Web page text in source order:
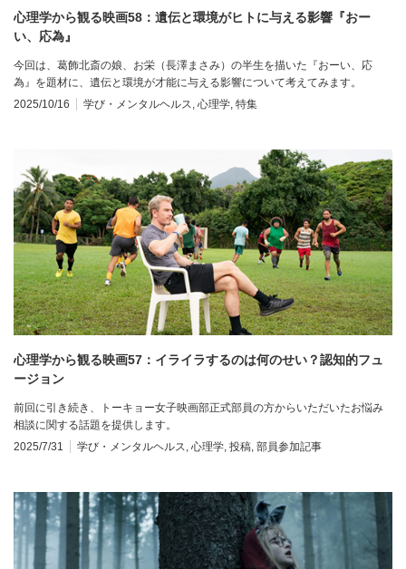
心理学から観る映画58：遺伝と環境がヒトに与える影響『おー
い、応為』
今回は、葛飾北斎の娘、お栄（長澤まさみ）の半生を描いた『おーい、応
為』を題材に、遺伝と環境が才能に与える影響について考えてみます。
2025/10/16
学び・メンタルヘルス, 心理学, 特集
心理学から観る映画57：イライラするのは何のせい？認知的フュ
ージョン
前回に引き続き、トーキョー女子映画部正式部員の方からいただいたお悩み
相談に関する話題を提供します。
2025/7/31
学び・メンタルヘルス, 心理学, 投稿, 部員参加記事